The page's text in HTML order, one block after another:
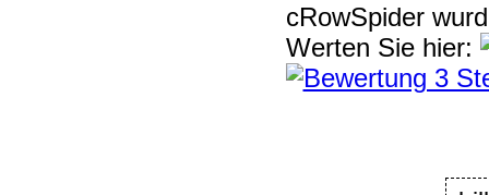
cRowSpider
Werten Sie hier: